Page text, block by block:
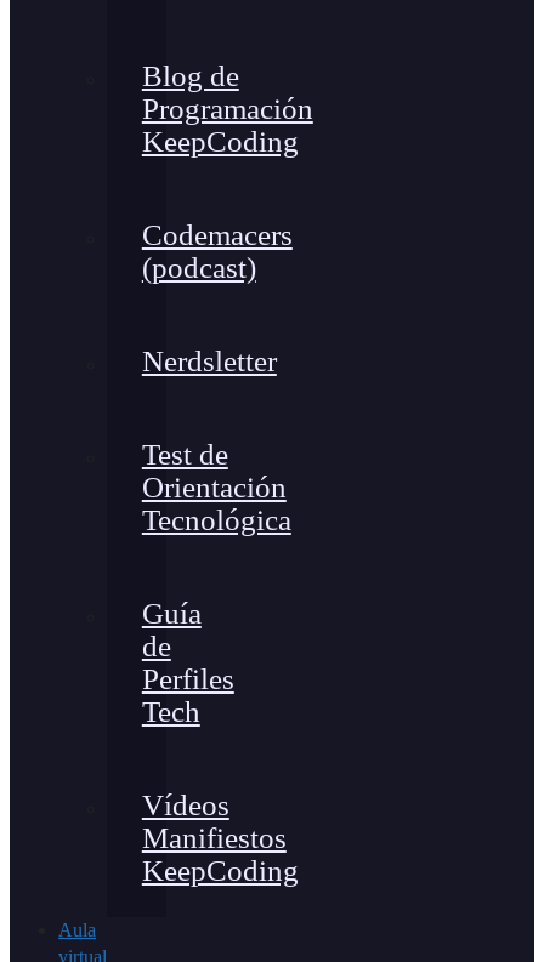
Blog de
Programación
KeepCoding
Codemacers
(podcast)
Nerdsletter
Test de
Orientación
Tecnológica
Guía
de
Perfiles
Tech
Vídeos
Manifiestos
KeepCoding
Aula
virtual